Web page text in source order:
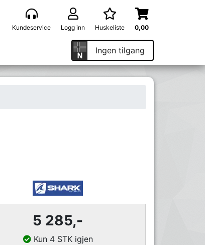
Kundeservice Logg inn Huskeliste 0,00
Ingen tilgang
5 285,-
Kun 4 STK igjen